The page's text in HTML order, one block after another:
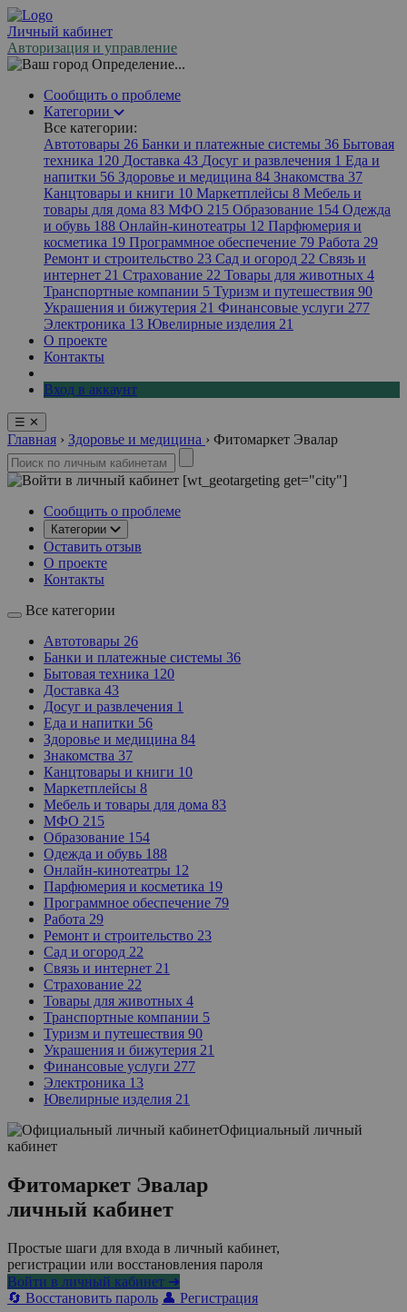
Личный кабинет
Авторизация и управление
Определение...
Сообщить о проблеме
Категории
Все категории:
Автотовары 26 Банки и платежные системы 36 Бытовая
техника 120 Доставка 43 Досуг и развлечения 1 Еда и
напитки 56 Здоровье и медицина 84 Знакомства 37
Канцтовары и книги 10 Маркетплейсы 8 Мебель и
товары для дома 83 МФО 215 Образование 154 Одежда
и обувь 188 Онлайн-кинотеатры 12 Парфюмерия и
косметика 19 Программное обеспечение 79 Работа 29
Ремонт и строительство 23 Сад и огород 22 Связь и
интернет 21 Страхование 22 Товары для животных 4
Транспортные компании 5 Туризм и путешествия 90
Украшения и бижутерия 21 Финансовые услуги 277
Электроника 13 Ювелирные изделия 21
О проекте
Контакты
Вход в аккаунт
☰ ✕
Главная › Здоровье и медицина › Фитомаркет Эвалар
[wt_geotargeting get="city"]
Сообщить о проблеме
Категории
Оставить отзыв
О проекте
Контакты
Все категории
Автотовары 26
Банки и платежные системы 36
Бытовая техника 120
Доставка 43
Досуг и развлечения 1
Еда и напитки 56
Здоровье и медицина 84
Знакомства 37
Канцтовары и книги 10
Маркетплейсы 8
Мебель и товары для дома 83
МФО 215
Образование 154
Одежда и обувь 188
Онлайн-кинотеатры 12
Парфюмерия и косметика 19
Программное обеспечение 79
Работа 29
Ремонт и строительство 23
Сад и огород 22
Связь и интернет 21
Страхование 22
Товары для животных 4
Транспортные компании 5
Туризм и путешествия 90
Украшения и бижутерия 21
Финансовые услуги 277
Электроника 13
Ювелирные изделия 21
Официальный личный
кабинет
Фитомаркет Эвалар
личный кабинет
Простые шаги для входа в личный кабинет,
регистрации или восстановления пароля
Войти в личный кабинет ➜
🔄 Восстановить пароль 👤 Регистрация